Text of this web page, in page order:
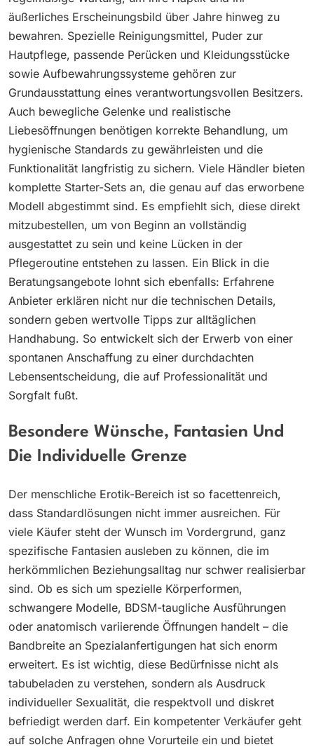
äußerliches Erscheinungsbild über Jahre hinweg zu
bewahren. Spezielle Reinigungsmittel, Puder zur
Hautpflege, passende Perücken und Kleidungsstücke
sowie Aufbewahrungssysteme gehören zur
Grundausstattung eines verantwortungsvollen Besitzers.
Auch bewegliche Gelenke und realistische
Liebesöffnungen benötigen korrekte Behandlung, um
hygienische Standards zu gewährleisten und die
Funktionalität langfristig zu sichern. Viele Händler bieten
komplette Starter-Sets an, die genau auf das erworbene
Modell abgestimmt sind. Es empfiehlt sich, diese direkt
mitzubestellen, um von Beginn an vollständig
ausgestattet zu sein und keine Lücken in der
Pflegeroutine entstehen zu lassen. Ein Blick in die
Beratungsangebote lohnt sich ebenfalls: Erfahrene
Anbieter erklären nicht nur die technischen Details,
sondern geben wertvolle Tipps zur alltäglichen
Handhabung. So entwickelt sich der Erwerb von einer
spontanen Anschaffung zu einer durchdachten
Lebensentscheidung, die auf Professionalität und
Sorgfalt fußt.
Besondere Wünsche, Fantasien Und
Die Individuelle Grenze
Der menschliche Erotik-Bereich ist so facettenreich,
dass Standardlösungen nicht immer ausreichen. Für
viele Käufer steht der Wunsch im Vordergrund, ganz
spezifische Fantasien ausleben zu können, die im
herkömmlichen Beziehungsalltag nur schwer realisierbar
sind. Ob es sich um spezielle Körperformen,
schwangere Modelle, BDSM-taugliche Ausführungen
oder anatomisch variierende Öffnungen handelt – die
Bandbreite an Spezialanfertigungen hat sich enorm
erweitert. Es ist wichtig, diese Bedürfnisse nicht als
tabubeladen zu verstehen, sondern als Ausdruck
individueller Sexualität, die respektvoll und diskret
befriedigt werden darf. Ein kompetenter Verkäufer geht
auf solche Anfragen ohne Vorurteile ein und bietet